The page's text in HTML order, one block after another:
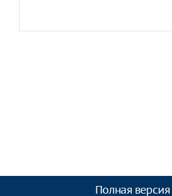
Полная версия